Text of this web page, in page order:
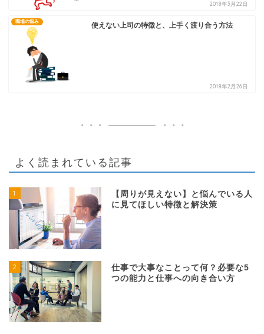
2018年3月22日
職場の悩み 使えない上司の特徴と、上手く渡り合う方法
2018年2月26日
よく読まれている記事
1
【周りが見えない】と悩んでいる人
に見てほしい特徴と解決策
2
仕事で大事なことって何？必要な5
つの能力と仕事への向き合い方